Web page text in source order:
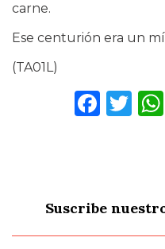
carne.
Ese centurión era un
(TA01L)
Suscribe